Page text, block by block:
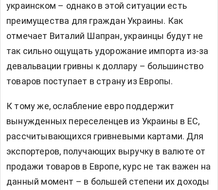
украинском – однако в этой ситуации есть
преимущества для граждан Украины. Как
отмечает Виталий Шапран, украинцы будут не
так сильно ощущать удорожание импорта из-за
девальвации гривны к доллару – большинство
товаров поступает в страну из Европы.
К тому же, ослабление евро поддержит
вынужденных переселенцев из Украины в ЕС,
рассчитывающихся гривневыми картами. Для
экспортеров, получающих выручку в валюте от
продажи товаров в Европе, курс не так важен на
данный момент – в большей степени их доходы